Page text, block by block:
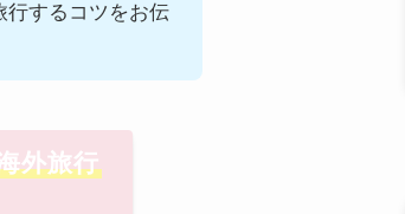
行するコツをお伝
外旅行